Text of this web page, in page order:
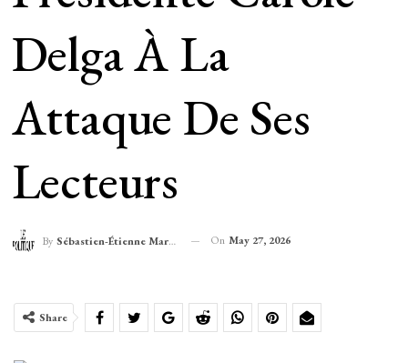
Delga À La
Attaque De Ses
Lecteurs
By Sébastien-Étienne Marechal On May 27, 2026
Share